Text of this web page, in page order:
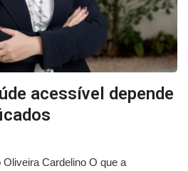
acessível depende
Cardelino O que a